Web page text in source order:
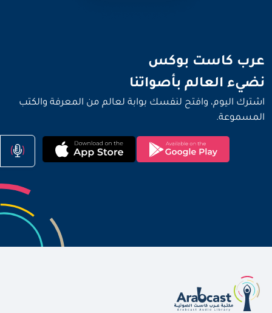
عرب كاست بوكس
نضيء العالم بأصواتنا
اشترك اليوم، وافتح لنفسك بوابة لعالم من المعرفة والكتب
المسموعة.